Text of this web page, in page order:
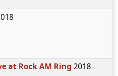
at Rock AM Ring 2018